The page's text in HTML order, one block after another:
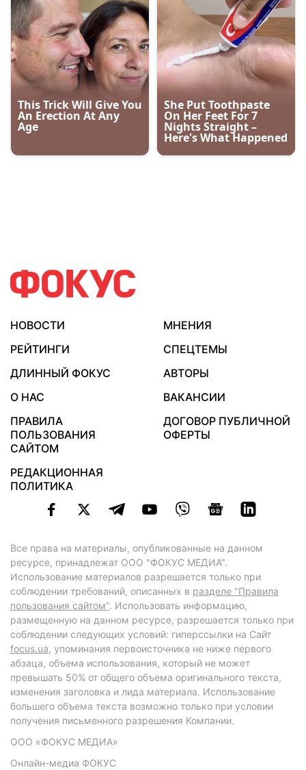
НОВОСТИ
МНЕНИЯ
РЕЙТИНГИ
СПЕЦТЕМЫ
ДЛИННЫЙ ФОКУС
АВТОРЫ
О НАС
ВАКАНСИИ
ПРАВИЛА
ПОЛЬЗОВАНИЯ
САЙТОМ
ДОГОВОР ПУБЛИЧНОЙ
ОФЕРТЫ
РЕДАКЦИОННАЯ
ПОЛИТИКА
Все права на материалы, опубликованные на данном
ресурсе, принадлежат ООО "ФОКУС МЕДИА".
Использование материалов разрешается только при
соблюдении требований, описанных в разделе "Правила
пользования сайтом". Использовать информацию,
размещенную на данном ресурсе, разрешается только при
соблюдении следующих условий: гиперссылки на Сайт
focus.ua, упоминания первоисточника не ниже первого
абзаца, объема использования, который не может
превышать 50% от общего объема оригинального текста,
изменения заголовка и лида материала. Использование
большего объема текста возможно только при условии
получения письменного разрешения Компании.
ООО «ФОКУС МЕДИА»
Онлайн-медиа ФОКУС